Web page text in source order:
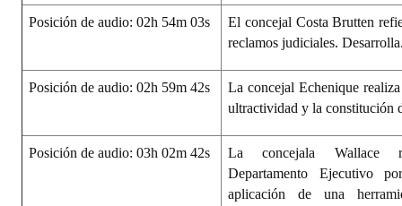
Posición de audio: 02h 54m 03s
El concejal Costa Brutten
reclamos judiciales.
Posición de audio: 02h 59m 42s
La concejal Echenique
ultractividad y la constitución
Posición de audio: 03h 02m 42s
La concejala Wallace
Departamento Ejecutivo
aplicación de una